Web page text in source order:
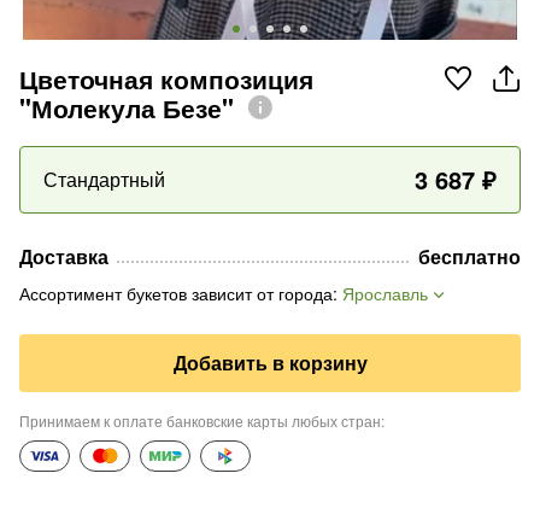
Цветочная композиция
"Молекула Безе"
Стандартный 3 687 ₽
Доставка бесплатно
Ассортимент букетов зависит от города: Ярославль
Добавить в корзину
Принимаем к оплате банковские карты любых стран: